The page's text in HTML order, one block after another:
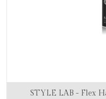
STYLE LAB - Flex